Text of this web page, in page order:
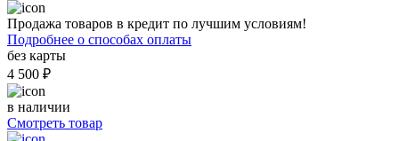
Продажа товаров в кредит по лучшим условиям!
Подробнее о способах оплаты
без карты
4 500 ₽
в наличии
Смотреть товар